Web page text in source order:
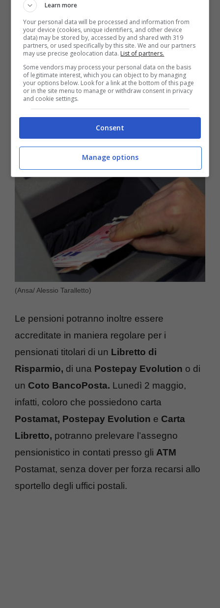
Questo perché il primo maggio 2022 è una
domenica , dunque il pagamento delle
pensioni di questo mese avverrà nel
secondo giorno del mese. Dunque, per
esigenze di calendario, nel mese di maggio
l’erogazione degli assegni pensionistici non
avverrà dal primo giorno del mese, com’è
invece avvenuto durante il mese di aprile.
(Ansa/ Alessio Taralletto)
Le pensioni potranno inoltre essere
accreditate in maniera regolare per i
pensionati titolari di un Libretto di
Risparmio, di una Postepay Evolution o di
un Coto BancoPosta. Lunedì 2 maggio,
infatti, coloro che possiedono carta
Postamat, Postepay Evolution e Carta
Libretto, potranno prelevare l’assegno
pensionistico in contati presso gli ATM
Postamat, senza dover per forza recarsi allo
sportello degli uffici postali.
Learn more
Your personal data will be processed and information from
your device (cookies, unique identifiers, and other device
data) may be stored by, accessed by and shared with 319
partners, or used specifically by this site. We and our partners
may use precise geolocation data. List of partners.
Some vendors may process your personal data on the basis
of legitimate interest, which you can object to by managing
your options below. Look for a link at the bottom of this page
or in the site menu to manage or withdraw consent in privacy
and cookie settings.
Consent
Manage options